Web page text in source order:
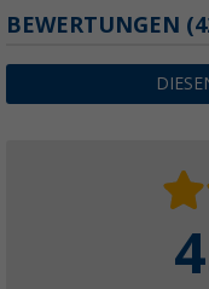
BEWERTUNGEN